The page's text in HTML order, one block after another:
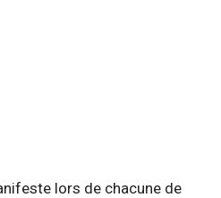
lors de chacune de